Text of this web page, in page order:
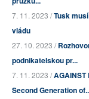
7. 11. 2023 /Tusk
vládu
27. 10. 2023 /
podnikatelskou pr...
7. 11. 2023 /AGAINST
Second Generation